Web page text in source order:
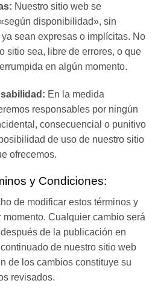
Nuestro sitio web se
disponibilidad», sin
sean expresas o implícitas. No
sitio sea, libre de errores, o que
en algún momento.
En la medida
responsables por ningún
consecuencial o punitivo
de uso de nuestro sitio
ofrecemos.
y Condiciones:
de modificar estos términos y
Cualquier cambio será
de la publicación en
de nuestro sitio web
de los cambios constituye su
revisados.